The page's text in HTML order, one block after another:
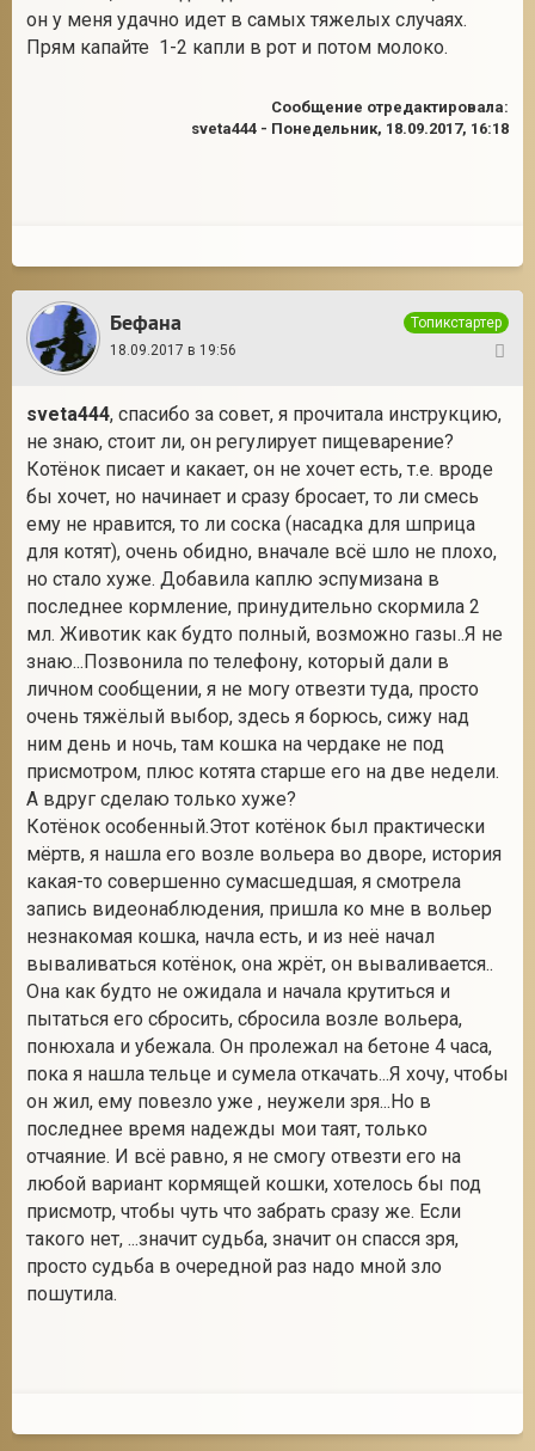
он у меня удачно идет в самых тяжелых случаях.
Прям капайте 1-2 капли в рот и потом молоко.
Сообщение отредактировала:
sveta444 - Понедельник, 18.09.2017, 16:18
Бефана
Топикстартер
18.09.2017 в 19:56
sveta444, спасибо за совет, я прочитала инструкцию,
не знаю, стоит ли, он регулирует пищеварение?
Котёнок писает и какает, он не хочет есть, т.е. вроде
бы хочет, но начинает и сразу бросает, то ли смесь
ему не нравится, то ли соска (насадка для шприца
для котят), очень обидно, вначале всё шло не плохо,
но стало хуже. Добавила каплю эспумизана в
последнее кормление, принудительно скормила 2
мл. Животик как будто полный, возможно газы..Я не
знаю...Позвонила по телефону, который дали в
личном сообщении, я не могу отвезти туда, просто
очень тяжёлый выбор, здесь я борюсь, сижу над
ним день и ночь, там кошка на чердаке не под
присмотром, плюс котята старше его на две недели.
А вдруг сделаю только хуже?
Котёнок особенный.Этот котёнок был практически
мёртв, я нашла его возле вольера во дворе, история
какая-то совершенно сумасшедшая, я смотрела
запись видеонаблюдения, пришла ко мне в вольер
незнакомая кошка, начла есть, и из неё начал
вываливаться котёнок, она жрёт, он вываливается..
Она как будто не ожидала и начала крутиться и
пытаться его сбросить, сбросила возле вольера,
понюхала и убежала. Он пролежал на бетоне 4 часа,
пока я нашла тельце и сумела откачать...Я хочу, чтобы
он жил, ему повезло уже , неужели зря...Но в
последнее время надежды мои таят, только
отчаяние. И всё равно, я не смогу отвезти его на
любой вариант кормящей кошки, хотелось бы под
присмотр, чтобы чуть что забрать сразу же. Если
такого нет, ...значит судьба, значит он спасся зря,
просто судьба в очередной раз надо мной зло
пошутила.